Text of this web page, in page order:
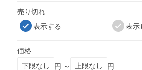
売り切れ
表示する
表示
価格
円 ～
円